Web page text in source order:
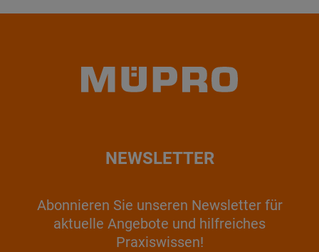
NEWSLETTER
Abonnieren Sie unseren Newsletter für
aktuelle Angebote und hilfreiches
Praxiswissen!